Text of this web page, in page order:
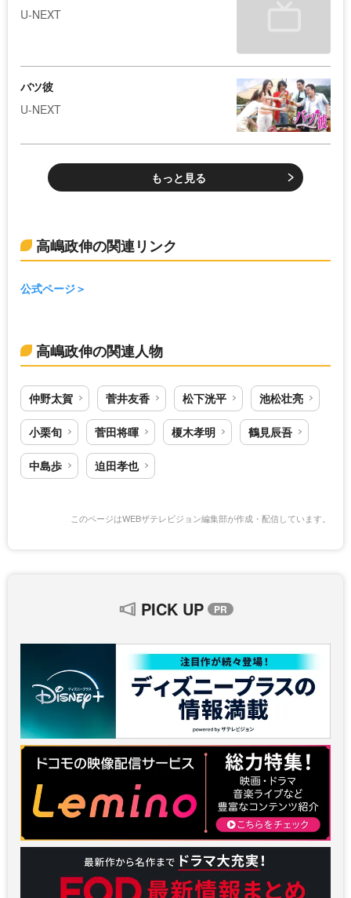
U-NEXT
バツ彼
U-NEXT
もっと見る
高嶋政伸の関連リンク
公式ページ
高嶋政伸の関連人物
仲野太賀 菅井友香 松下洸平 池松壮亮
小栗旬 菅田将暉 榎木孝明 鶴見辰吾
中島歩 迫田孝也
このページはWEBザテレビジョン編集部が作成・配信しています。
PICK UP